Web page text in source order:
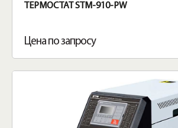
ТЕРМОСТАТ STM-910-PW
Цена по запросу